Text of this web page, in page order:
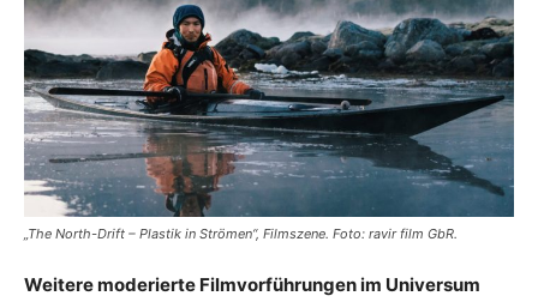
„The North-Drift – Plastik in Strömen“, Filmszene. Foto: ravir film GbR.
Weitere moderierte Filmvorführungen im Universum